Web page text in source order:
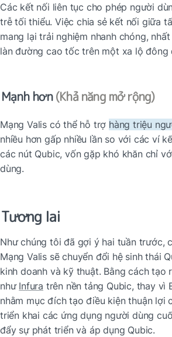
Các kết nối liên tục cho phép người
trễ tối thiểu. Việc chia sẻ kết nối giữa
mang lại trải nghiệm nhanh chóng,
làn đường cao tốc trên một xa lộ đông
Mạnh hơn (Khả năng mở rộng)
Mạng Valis có thể hỗ trợ hàng triệu
nhiều hơn gấp nhiều lần so với các ví
các nút Qubic, vốn gặp khó khăn chỉ
dùng.
Tương lai
Như chúng tôi đã gợi ý hai tuần trước,
Mạng Valis sẽ chuyển đổi hệ sinh thái
kinh doanh và kỹ thuật. Bằng cách tạo
như Infura trên nền tảng Qubic, thay vì
nhằm mục đích tạo điều kiện thuận lợi
triển khai các ứng dụng người dùng
đẩy sự phát triển và áp dụng Qubic.